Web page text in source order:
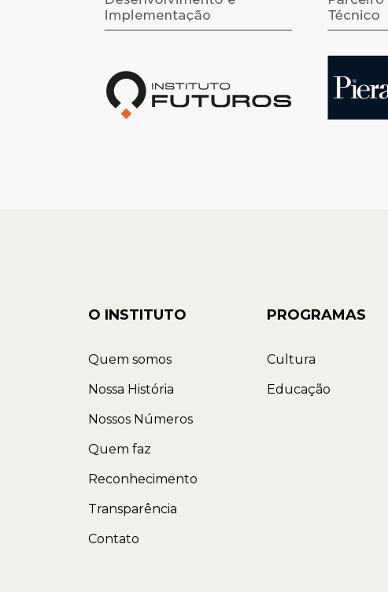
O INSTITUTO
Quem somos
Nossa História
Nossos Números
Quem faz
Reconhecimento
Transparência
Contato
PROGRAMAS
Cultura
Educação